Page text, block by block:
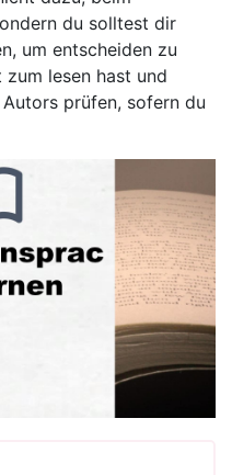
du solltest dir
um entscheiden zu
lesen hast und
prüfen, sofern du